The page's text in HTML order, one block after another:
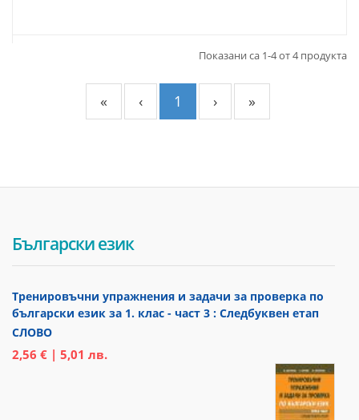
Показани са 1-4 от 4 продукта
« ‹ 1 › »
Български език
Тренировъчни упражнения и задачи за проверка по
български език за 1. клас - част 3 : Следбуквен етап
СЛОВО
2,56 € | 5,01 лв.